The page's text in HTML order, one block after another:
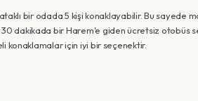
bir odada 5 kişi konaklayabilir. Bu sayede
dakikada bir Harem'e giden ücretsiz otobüs
konaklamalar için iyi bir seçenektir.